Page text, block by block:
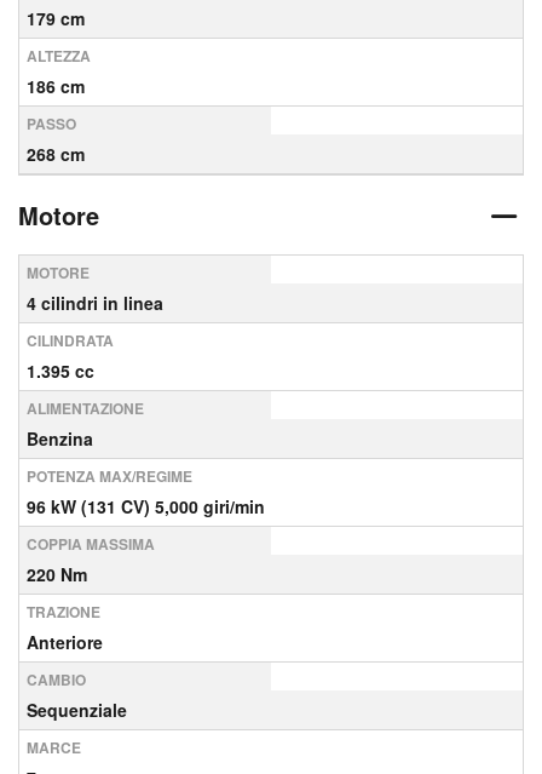
179 cm
ALTEZZA
186 cm
PASSO
268 cm
Motore
MOTORE
4 cilindri in linea
CILINDRATA
1.395 cc
ALIMENTAZIONE
Benzina
POTENZA MAX/REGIME
96 kW (131 CV) 5,000 giri/min
COPPIA MASSIMA
220 Nm
TRAZIONE
Anteriore
CAMBIO
Sequenziale
MARCE